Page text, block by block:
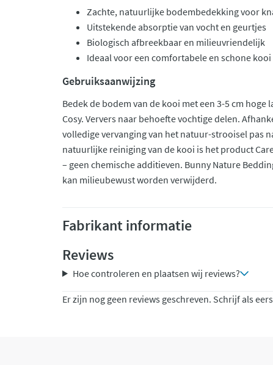
Zachte, natuurlijke bodembedekking voor
Uitstekende absorptie van vocht en geurtjes
Biologisch afbreekbaar en milieuvriendelijk
Ideaal voor een comfortabele en schone kooi
Gebruiksaanwijzing
Bedek de bodem van de kooi met een 3-5 cm hoge
Cosy. Ververs naar behoefte vochtige delen.
volledige vervanging van het natuur-strooisel pas
natuurlijke reiniging van de kooi is het product
– geen chemische additieven. Bunny Nature
kan milieubewust worden verwijderd.
Fabrikant informatie
Reviews
Hoe controleren en plaatsen wij reviews?
Er zijn nog geen reviews geschreven. Schrijf als